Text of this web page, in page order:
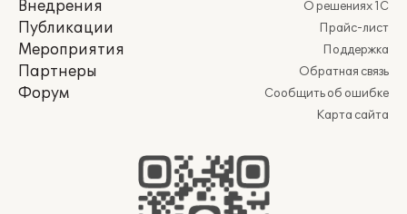
Внедрения
Публикации
Мероприятия
Партнеры
Форум
О решениях 1С
Прайс-лист
Поддержка
Обратная связь
Сообщить об ошибке
Карта сайта